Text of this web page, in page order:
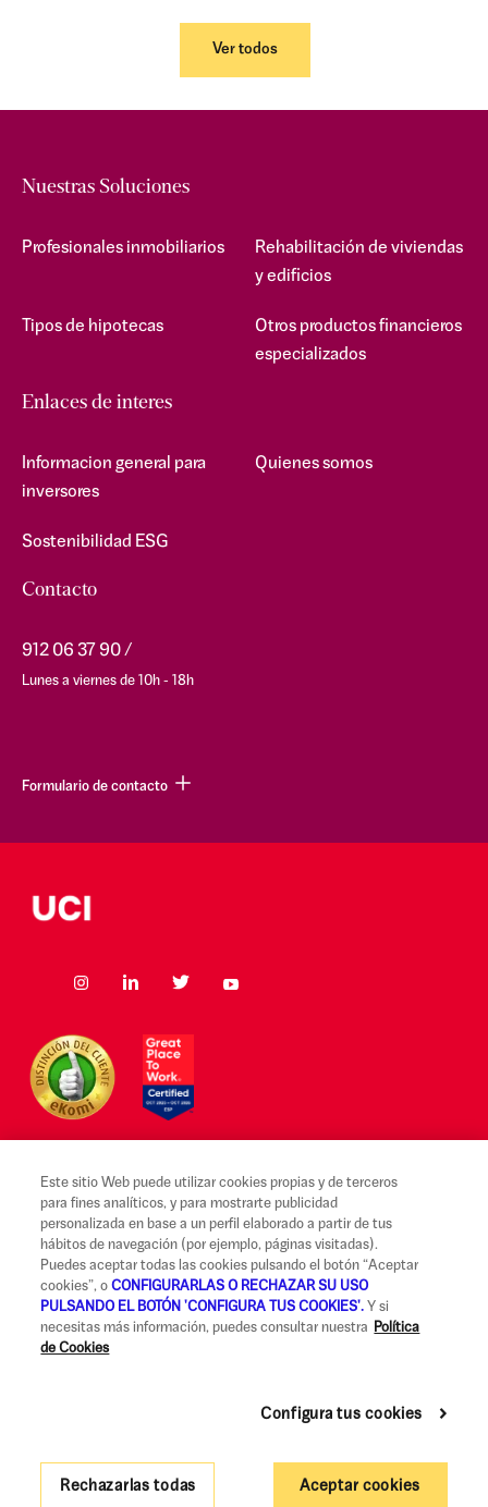
Ver todos
Nuestras Soluciones
Profesionales inmobiliarios
Rehabilitación de viviendas
y edificios
Tipos de hipotecas
Otros productos financieros
especializados
Enlaces de interes
Informacion general para
inversores
Quienes somos
Sostenibilidad ESG
Contacto
912 06 37 90
Lunes a viernes de 10h - 18h
Formulario de contacto
Aviso legal y Condiciones de uso
Reclamaciones
Código de Buenas Prácticas
Gobierno Corporativo y Política de Remuneraciones
Este sitio Web puede utilizar cookies propias y de terceros
para fines analíticos, y para mostrarte publicidad
personalizada en base a un perfil elaborado a partir de tus
hábitos de navegación (por ejemplo, páginas visitadas).
Puedes aceptar todas las cookies pulsando el botón “Aceptar
cookies”, oCONFIGURARLAS O RECHAZAR SU USO
PULSANDO EL BOTÓN 'CONFIGURA TUS COOKIES'. Y si
necesitas más información, puedes consultar nuestra
Política
de Cookies
Aceptar cookies
Rechazarlas todas
Configura tus cookies